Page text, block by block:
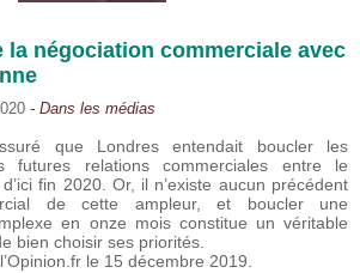
la négociation commerciale avec
- Dans les médias
que Londres entendait boucler les
futures relations commerciales entre le
fin 2020. Or, il n’existe aucun précédent
de cette ampleur, et boucler une
en onze mois constitue un véritable
bien choisir ses priorités.
le 15 décembre 2019.